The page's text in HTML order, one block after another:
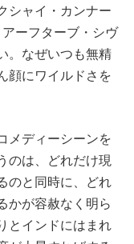
シャイ・カンナー
ーフターブ・シヴ
。なぜいつも無精
顔にワイルドさを
メディーシーンを
のは、どれだけ現
のと同時に、どれ
かが容赦なく明ら
とインドにはまれ